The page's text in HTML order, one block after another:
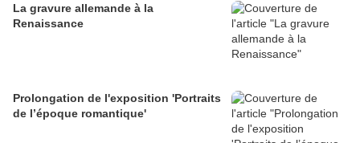
La gravure allemande à la
Renaissance
Prolongation de l'exposition 'Portraits
de l’époque romantique'